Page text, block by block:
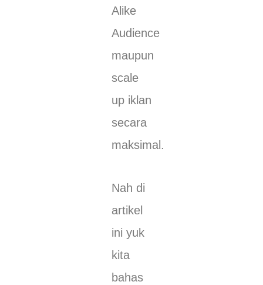
Alike
Audience
maupun
scale
up iklan
secara
maksimal.
Nah di
artikel
ini yuk
kita
bahas